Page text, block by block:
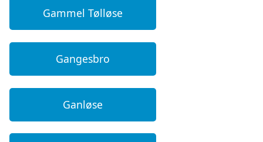
Gammel Tølløse
Gangesbro
Ganløse